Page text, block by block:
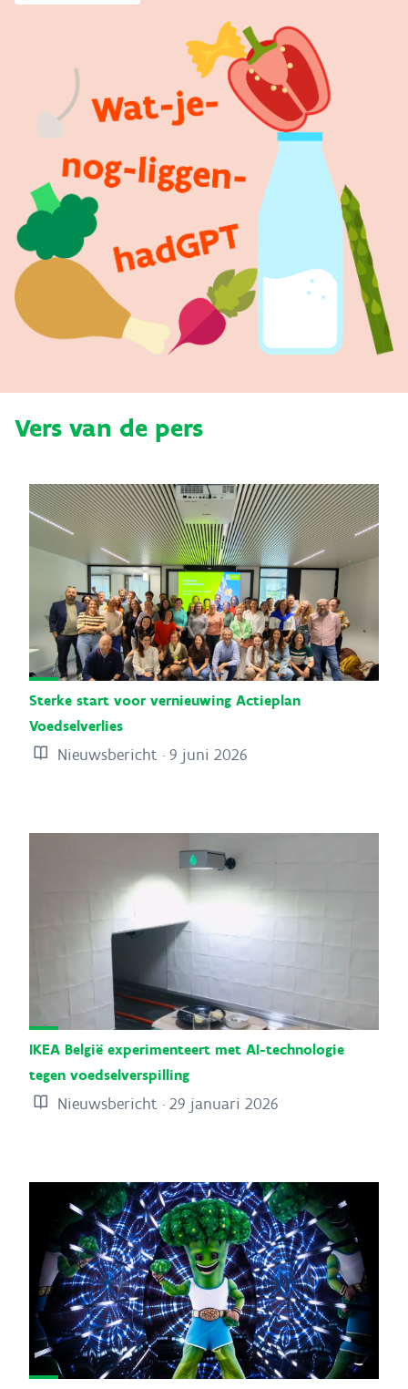
Vers van de pers
Sterke start voor vernieuwing Actieplan
Voedselverlies
Nieuwsbericht · 9 juni 2026
IKEA België experimenteert met AI-technologie
tegen voedselverspilling
Nieuwsbericht · 29 januari 2026